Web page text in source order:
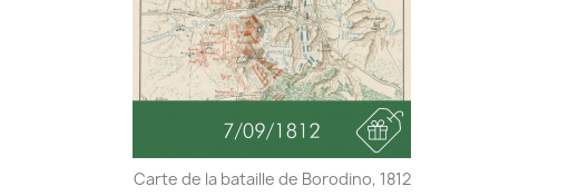
Carte de la bataille de Borodino, 1812